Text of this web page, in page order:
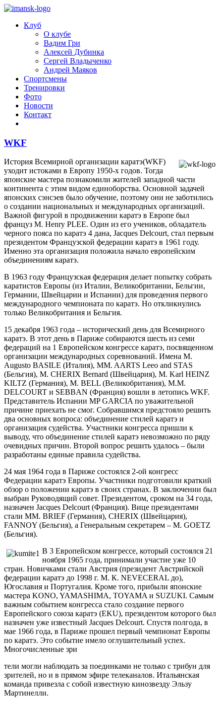
Клуб
О клубе
Вадим Гри
Алексей Дубинка
Сергей Владыченко
Андрей Маяков
Спортсмены
Тренировки
Фото
Новости
Контакт
WKF
История Всемирной организации каратэ(WKF)
уходит истоками в Европу 1950-х годов. Тогда
японские мастера познакомили жителей западной части
континента с этим видом единоборства. Основной задачей
японских сэнсэев было обучение, поэтому они не заботились
о создании национальных и международных организаций.
Важной фигурой в продвижении каратэ в Европе был
француз M. Henry PLEE. Один из его учеников, обладатель
черного пояса по каратэ 4 дана, Jacques Delcourt, стал первым
президентом Французской федерации каратэ в 1961 году.
Именно эта организация положила начало европейским
объединениям каратэ.
В 1963 году Французская федерация делает попытку собрать
каратистов Европы (из Италии, Великобритании, Бельгии,
Германии, Швейцарии и Испании) для проведения первого
международного чемпионата по каратэ. Но откликнулись
только Великобритания и Бельгия.
15 декабря 1963 года – исторический день для Всемирного
каратэ. В этот день в Париже собираются шесть из семи
федераций на 1 Европейском конгрессе каратэ, посвященном
организации международных соревнований. Имена M.
Augusto BASILE (Италия), MM. AARTS Leeo and STAS
(Бельгия), M. CHERIX Bernard (Швейцария), M. Karl HEINZ
KILTZ (Германия), M. BELL (Великобритания), M.M.
DELCOURT и SEBBAN (Франция) вошли в летопись WKF.
Представитель Испании MP GARCIA по уважительной
причине приехать не смог. Собравшимся предстояло решить
два основных вопроса: объединение стилей каратэ и
организация судейства. Участники конгресса пришли к
выводу, что объединение стилей каратэ невозможно по ряду
очевидных причин. Второй вопрос решить удалось – были
разработаны единые правила судейства.
24 мая 1964 года в Париже состоялся 2-ой конгресс
Федерации каратэ Европы. Участники подготовили краткий
обзор о положении каратэ в своих странах. В заключении был
выбран Руководящий совет. Президентом, сроком на 34 года,
назначен Jacques Delcourt (Франция). Вице президентами
стали MM. BRIEF (Германия), CHERIX (Швейцария),
FANNOY (Бельгия), а Генеральным секретарем – M. GOETZ
(Бельгия).
В 3 Европейском конгрессе, который состоялся 21
ноября 1965 года, принимали участие уже 10
стран. Новичками стали Австрия (президент Австрийской
федерации каратэ до 1998 г. М. К. NEVECERAL до),
Югославия и Португалия. Кроме того, прибыли японские
мастера KONO, YAMASHIMA, TOYAMA и SUZUKI. Самым
важным событием конгресса стало создание первого
Европейского союза каратэ (EKU), президентом которого был
назначен уже известный Jacques Delcourt. Спустя полгода, в
мае 1966 года, в Париже прошел первый чемпионат Европы
по каратэ. Это событие имело оглушительный успех.
Многочисленные зри
тели могли наблюдать за поединками не только с трибун для
зрителей, но и в прямом эфире телеканалов. Итальянская
команда привезла с собой известную кинозвезду Эльзу
Мартинелли.